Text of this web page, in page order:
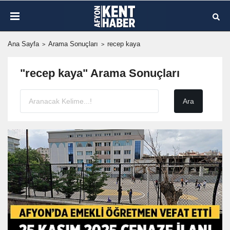
Ana Sayfa Arama Sonuçları recep kaya
"recep kaya" Arama Sonuçları